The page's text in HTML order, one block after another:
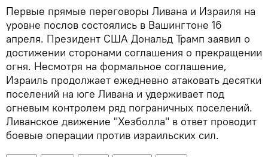
Первые прямые переговоры Ливана и Израиля на
уровне послов состоялись в Вашингтоне 16
апреля. Президент США Дональд Трамп заявил о
достижении сторонами соглашения о прекращении
огня. Несмотря на формальное соглашение,
Израиль продолжает ежедневно атаковать десятки
поселений на юге Ливана и удерживает под
огневым контролем ряд пограничных поселений.
Ливанское движение "Хезболла" в ответ проводит
боевые операции против израильских сил.